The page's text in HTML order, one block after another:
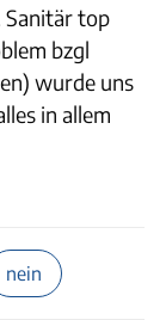
Sanitär top
bzgl
wurde uns
in allem
nein